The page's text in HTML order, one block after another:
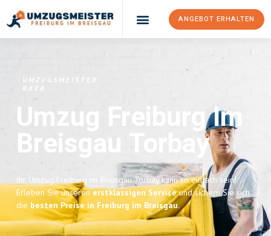
ANGEBOT ERHALTEN
UMZUGSMEISTER
BAER
Umzug Freiburg Im
Breisgau Torbay
Ihr Umzug Freiburg im Breisgau Torbay kann so einfach sein!
Erleben Sie unserenerstklassigen Serviceund sichern Sie sich
die besten Preise in Freiburg im Breisgau.